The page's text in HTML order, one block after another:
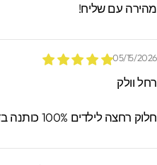
עם שליח!
05/15/
וולק
רחצה לילדים 100% כותנה בד עבה רק ₪89 | יש כפל מבצעים!